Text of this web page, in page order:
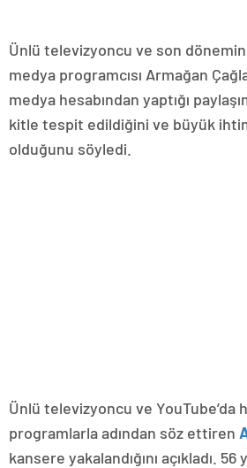
Ünlü televizyoncu ve son
medya programcısı Armağan
medya hesabından yaptığı
kitle tespit edildiğini ve büyük
olduğunu söyledi.
Ünlü televizyoncu ve YouTube’da
programlarla adından söz ettiren
kansere yakalandığını açıkladı.